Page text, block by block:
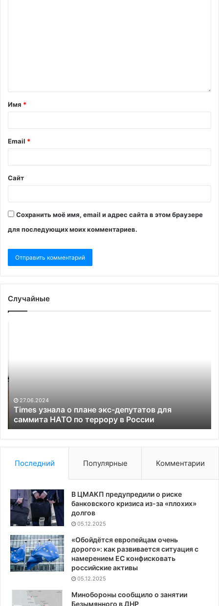
Имя *
Email *
Сайт
Сохранить моё имя, email и адрес сайта в этом браузере
для последующих моих комментариев.
Случайные
депутатов
саммита
НАТО
по
террору
в
России
27.06.2024
Times узнала о плане экс-депутатов для
саммита НАТО по террору в России
в
Последний Популярные Комментарии
В ЦМАКП предупредили о риске
банковского кризиса из-за «плохих»
долгов
05.12.2025
«Обойдётся европейцам очень
дорого»: как развивается ситуация с
намерением ЕС конфисковать
российские активы
05.12.2025
Минобороны сообщило о занятии
Безымянного в ДНР